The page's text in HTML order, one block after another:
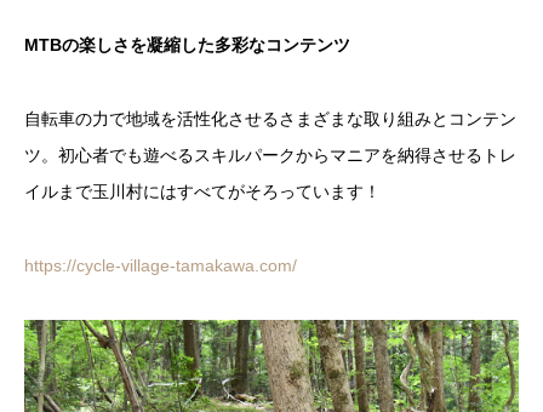
MTBの楽しさを凝縮した多彩なコンテンツ
自転車の力で地域を活性化させるさまざまな取り組みとコンテン
ツ。初心者でも遊べるスキルパークからマニアを納得させるトレ
イルまで玉川村にはすべてがそろっています！
https://cycle-village-tamakawa.com/